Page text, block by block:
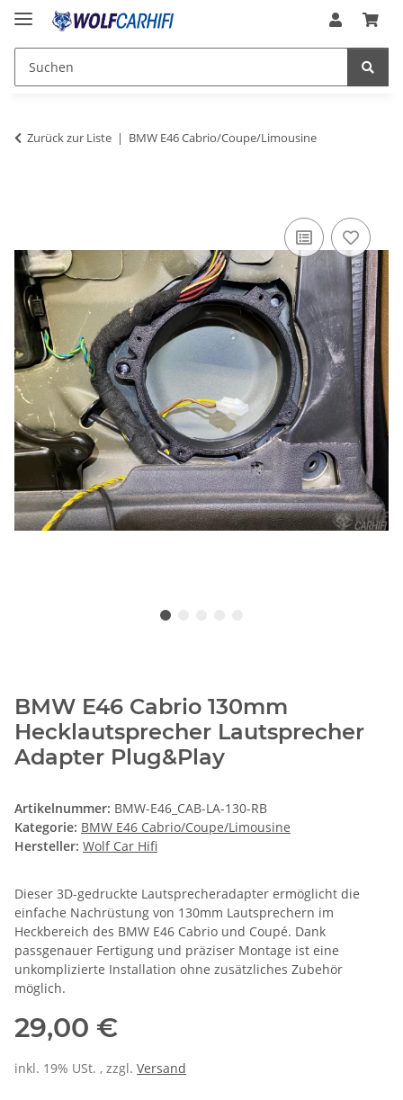
Zurück zur Liste BMW E46 Cabrio/Coupe/Limousine
BMW E46 Cabrio 130mm
Hecklautsprecher Lautsprecher
Adapter Plug&Play
Artikelnummer: BMW-E46_CAB-LA-130-RB
Kategorie: BMW E46 Cabrio/Coupe/Limousine
Hersteller: Wolf Car Hifi
Dieser 3D-gedruckte Lautsprecheradapter ermöglicht die
einfache Nachrüstung von 130mm Lautsprechern im
Heckbereich des BMW E46 Cabrio und Coupé. Dank
passgenauer Fertigung und präziser Montage ist eine
unkomplizierte Installation ohne zusätzliches Zubehör
möglich.
29,00 €
inkl. 19% USt. , zzgl. Versand